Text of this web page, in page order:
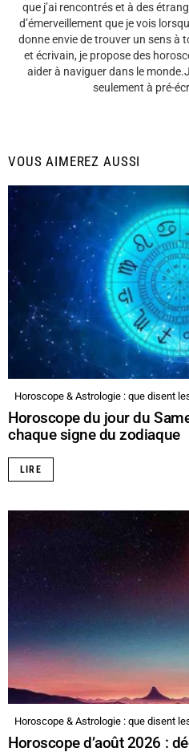
que j’ai rencontrés et à des
d’émerveillement que je vois
donne envie de trouver un sens à
et écrivain, je propose des
aider à naviguer dans le
seulement à pré-
VOUS AIMEREZ AUSSI
Horoscope & Astrologie : que disent
Horoscope du jour du
chaque signe du zodiaque
LIRE
Horoscope & Astrologie : que disent
Horoscope d’août 2026 :